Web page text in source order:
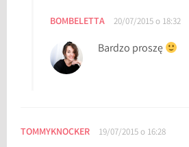
BOMBELETTA 20/07/2015 o 18:32
Bardzo proszę
TOMMYKNOCKER 19/07/2015 o 16:28